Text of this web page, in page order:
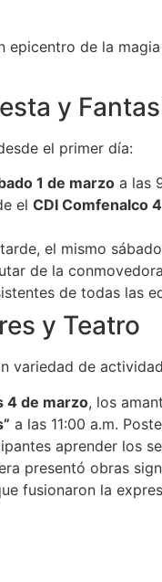
de la
y
el primer día:
1 de marzo a las
el CDI Comfenalco
el mismo
de la
de todas las
y Teatro
variedad de
4 de marzo, los
a las 11:00 a.m.
aprender los
presentó obras
fusionaron la